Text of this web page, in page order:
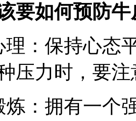
要如何预防牛
理：保持心态
压力时，要
炼：拥有一个